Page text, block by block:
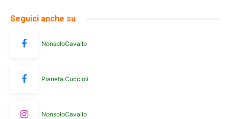
Seguici anche su
NonsoloCavallo
Pianeta Cuccioli
NonsoloCavallo